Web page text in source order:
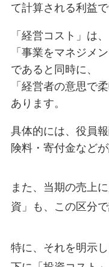
て計算される利益で
「経営コスト」は、
「事業をマネジメ
であると同時に、
「経営者の意思で
あります。
具体的には、役員
険料・寄付金などが
また、当期の売上
資」も、この区分で
特に、それを明示